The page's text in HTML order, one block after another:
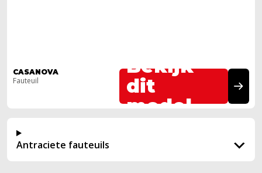
CASANOVA
Fauteuil
Bekijk
dit
model
Antraciete fauteuils